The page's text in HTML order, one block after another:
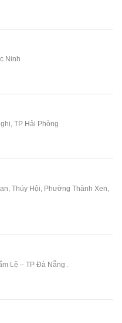
Ninh
TP Hải Phòng
Thúy Hội, Phường Thành Xen,
Lệ – TP Đà Nẵng .